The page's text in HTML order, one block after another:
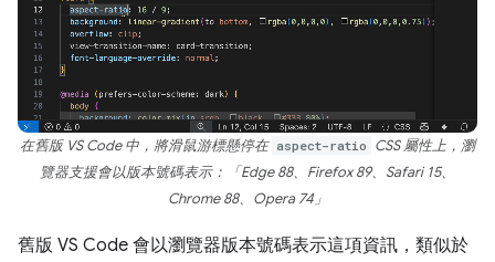
在舊版 VS Code 中，將滑鼠游標懸停在 aspect-ratio CSS 屬性上，瀏
覽器支援會以版本號碼表示：「Edge 88、Firefox 89、Safari 15、
Chrome 88、Opera 74」
舊版 VS Code 會以瀏覽器版本號碼表示這項資訊，類似於